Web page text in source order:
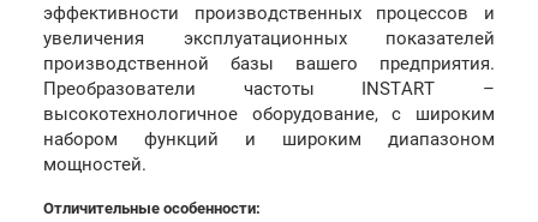
эффективности производственных процессов и
увеличения эксплуатационных показателей
производственной базы вашего предприятия.
Преобразователи частоты INSTART –
высокотехнологичное оборудование, с широким
набором функций и широким диапазоном
мощностей.
Отличительные особенности: